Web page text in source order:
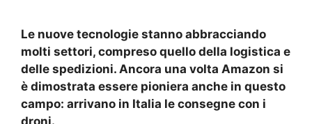
Le nuove tecnologie stanno abbracciando
molti settori, compreso quello della logistica e
delle spedizioni. Ancora una volta Amazon si
è dimostrata essere pioniera anche in questo
campo: arrivano in Italia le consegne con i